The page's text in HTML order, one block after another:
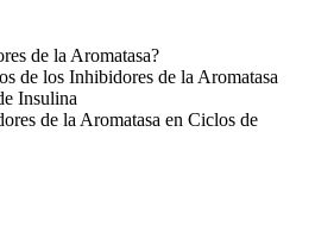
de la Aromatasa?
de los Inhibidores de la Aromatasa
Insulina
de la Aromatasa en Ciclos de